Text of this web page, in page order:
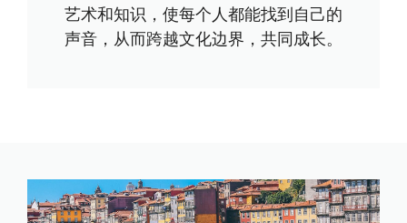
艺术和知识，使每个人都能找到自己的
声音，从而跨越文化边界，共同成长。